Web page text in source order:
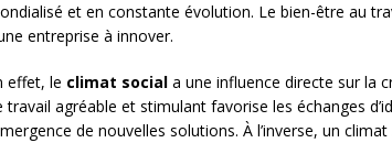
et en constante évolution. Le bien-être au
entreprise à innover.
effet, le climat social a une influence directe sur la
travail agréable et stimulant favorise les échanges
de nouvelles solutions. À l’inverse, un